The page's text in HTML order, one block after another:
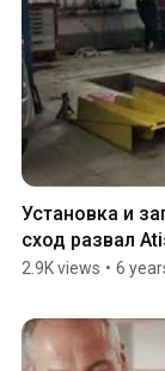
Установка и
сход развал
2.9K views • 6